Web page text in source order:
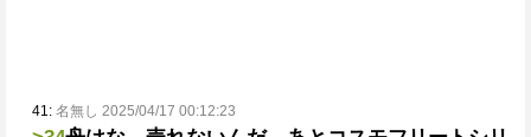
41: 名無し 2025/04/17 00:12:23